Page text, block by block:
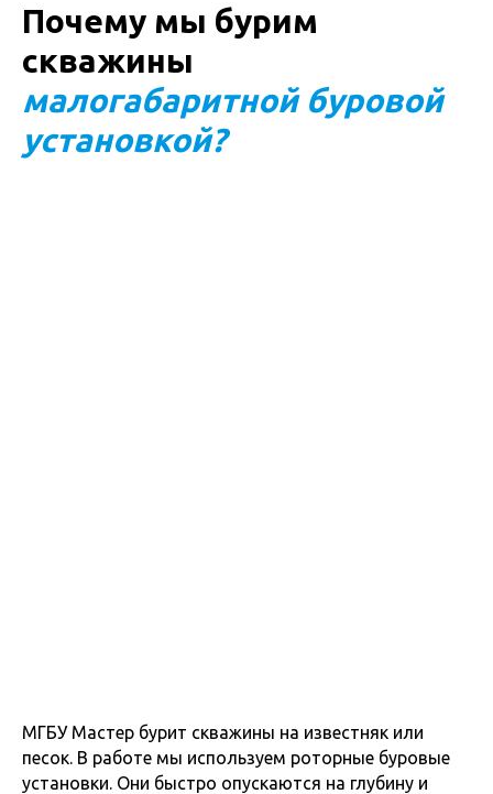
Почему мы бурим
скважины
малогабаритной буровой
установкой?
МГБУ Мастер бурит скважины на известняк или
песок. В работе мы используем роторные буровые
установки. Они быстро опускаются на глубину и
и преследуется по закону